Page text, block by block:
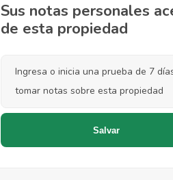
Sus notas personales
de esta propiedad